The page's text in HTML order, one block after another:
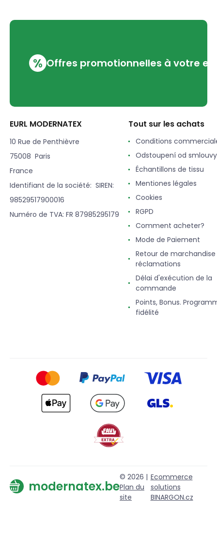
% Offres promotionnelles à votre
EURL MODERNATEX
10 Rue de Penthièvre
75008 Paris
France
Identifiant de la société: SIREN:
98529517900016
Numéro de TVA: FR 87985295179
Tout sur les achats
Conditions
Odstoupení od smlouvy
Échantillons de tissu
Mentiones légales
Cookies
RGPD
Comment acheter?
Mode de Paiement
Retour de
réclamations
Délai d'exécution de la
commande
Points, Bonus.
fidélité
modernatex.be
© 2026 |
Plan du
site
Ecommerce
solutions
BINARGON.cz